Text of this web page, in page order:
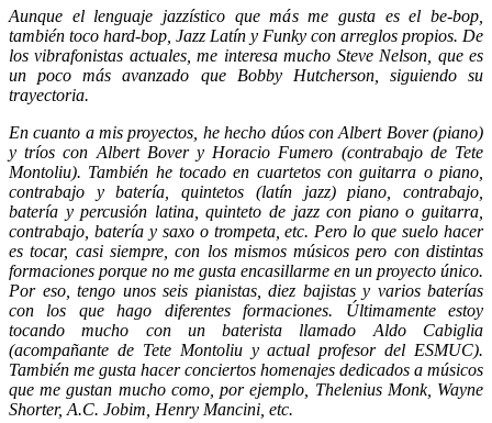
Aunque el lenguaje jazzístico que más me gusta es el be-bop,
también toco hard-bop, Jazz Latín y Funky con arreglos propios. De
los vibrafonistas actuales, me interesa mucho Steve Nelson, que es
un poco más avanzado que Bobby Hutcherson, siguiendo su
trayectoria.
En cuanto a mis proyectos, he hecho dúos con Albert Bover (piano)
y tríos con Albert Bover y Horacio Fumero (contrabajo de Tete
Montoliu). También he tocado en cuartetos con guitarra o piano,
contrabajo y batería, quintetos (latín jazz) piano, contrabajo,
batería y percusión latina, quinteto de jazz con piano o guitarra,
contrabajo, batería y saxo o trompeta, etc. Pero lo que suelo hacer
es tocar, casi siempre, con los mismos músicos pero con distintas
formaciones porque no me gusta encasillarme en un proyecto único.
Por eso, tengo unos seis pianistas, diez bajistas y varios baterías
con los que hago diferentes formaciones. Últimamente estoy
tocando mucho con un baterista llamado Aldo Cabiglia
(acompañante de Tete Montoliu y actual profesor del ESMUC).
También me gusta hacer conciertos homenajes dedicados a músicos
que me gustan mucho como, por ejemplo, Thelenius Monk, Wayne
Shorter, A.C. Jobim, Henry Mancini, etc.